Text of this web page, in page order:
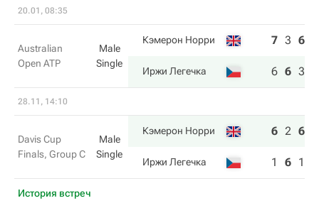
20.01, 08:35
Australian
Open ATP
Male
Single
Кэмерон Норри 7 3 6
Иржи Легечка 6 6 3
28.11, 14:10
Davis Cup
Finals, Group C
Male
Single
Кэмерон Норри 6 2 6
Иржи Легечка 1 6 1
История встреч